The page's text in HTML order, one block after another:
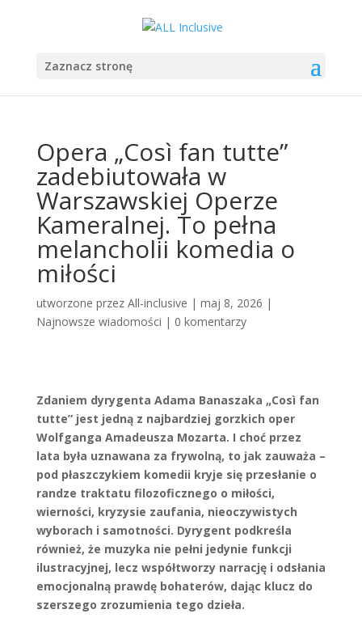
Zaznacz stronę
Opera „Così fan tutte”
zadebiutowała w
Warszawskiej Operze
Kameralnej. To pełna
melancholii komedia o
miłości
utworzone przez All-inclusive | maj 8, 2026 |
Najnowsze wiadomości | 0 komentarzy
Zdaniem dyrygenta Adama Banaszaka „Così fan
tutte” jest jedną z najbardziej gorzkich oper
Wolfganga Amadeusza Mozarta. I choć przez
lata była uznawana za frywolną, to jak zauważa –
pod płaszczykiem komedii kryje się przesłanie o
randze traktatu filozoficznego o miłości,
wierności, kryzysie zaufania, nieoczywistych
wyborach i samotności. Dyrygent podkreśla
również, że muzyka nie pełni jedynie funkcji
ilustracyjnej, lecz współtworzy narrację i odsłania
emocjonalną prawdę bohaterów, dając klucz do
szerszego zrozumienia tego dzieła.